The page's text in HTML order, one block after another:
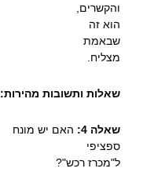
והקשרים,
הוא זה
שבאמת
מצליח.
שאלות ותשובות מהירות:
שאלה 4:
האם יש מונח
ספציפי
ל"מכרז רכש"?